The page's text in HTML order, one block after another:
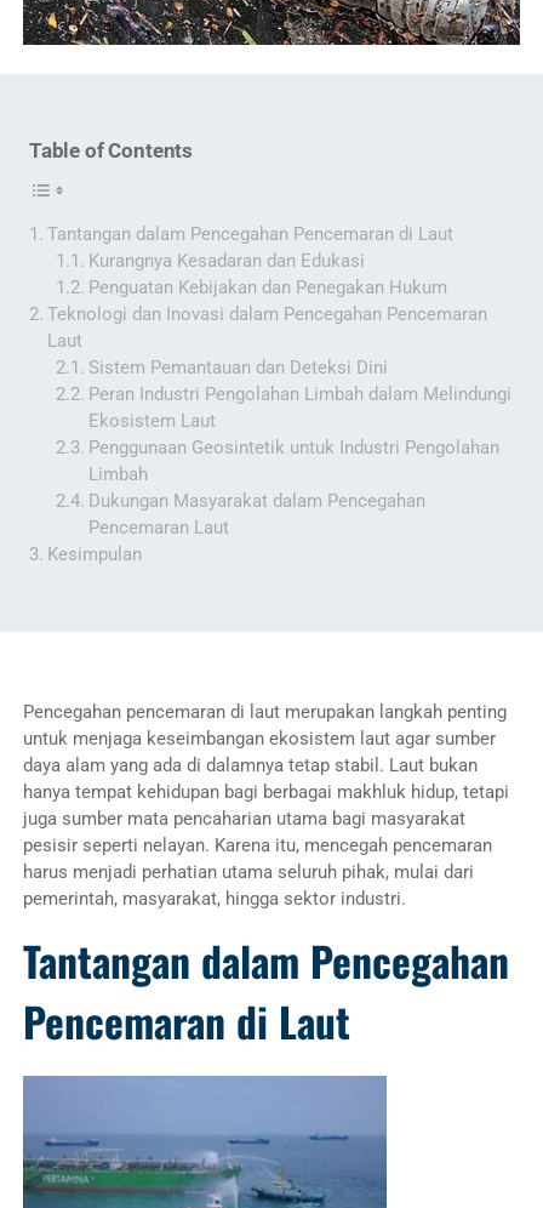
Table of Contents
Tantangan dalam Pencegahan Pencemaran di Laut
Kurangnya Kesadaran dan Edukasi
Penguatan Kebijakan dan Penegakan Hukum
Teknologi dan Inovasi dalam Pencegahan Pencemaran
Laut
Sistem Pemantauan dan Deteksi Dini
Peran Industri Pengolahan Limbah dalam Melindungi
Ekosistem Laut
Penggunaan Geosintetik untuk Industri Pengolahan
Limbah
Dukungan Masyarakat dalam Pencegahan
Pencemaran Laut
Kesimpulan
Pencegahan pencemaran di laut merupakan langkah penting
untuk menjaga keseimbangan ekosistem laut agar sumber
daya alam yang ada di dalamnya tetap stabil. Laut bukan
hanya tempat kehidupan bagi berbagai makhluk hidup, tetapi
juga sumber mata pencaharian utama bagi masyarakat
pesisir seperti nelayan. Karena itu, mencegah pencemaran
harus menjadi perhatian utama seluruh pihak, mulai dari
pemerintah, masyarakat, hingga sektor industri.
Tantangan dalam Pencegahan
Pencemaran di Laut